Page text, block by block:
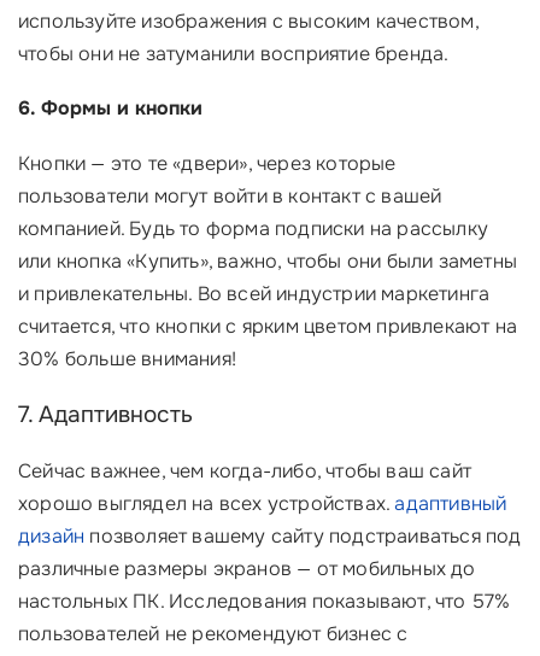
используйте изображения с высоким качеством,
чтобы они не затуманили восприятие бренда.
6. Формы и кнопки
Кнопки — это те «двери», через которые
пользователи могут войти в контакт с вашей
компанией. Будь то форма подписки на рассылку
или кнопка «Купить», важно, чтобы они были заметны
и привлекательны. Во всей индустрии маркетинга
считается, что кнопки с ярким цветом привлекают на
30% больше внимания!
7. Адаптивность
Сейчас важнее, чем когда-либо, чтобы ваш сайт
хорошо выглядел на всех устройствах.адаптивный
дизайн позволяет вашему сайту подстраиваться под
различные размеры экранов — от мобильных до
настольных ПК. Исследования показывают, что 57%
пользователей не рекомендуют бизнес с